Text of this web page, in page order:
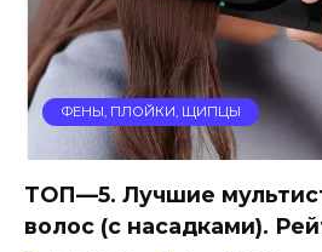
ФЕНЫ, ПЛОЙКИ, ЩИПЦЫ
ТОП—5. Лучшие
волос (с насадками).